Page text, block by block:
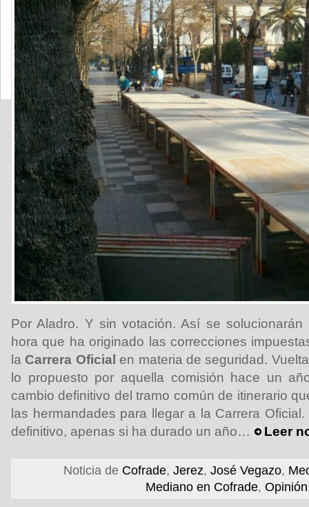
Por Aladro. Y sin votación. Así se
hora que ha originado las correcciones
laCarrera Oficial en materia de seguridad.
lo propuesto por aquella comisión hace un
cambio definitivo del tramo común de itinerario
las hermandades para llegar a la Carrera
definitivo, apenas si ha durado un año…
Leer
Noticia de Cofrade, Jerez, José Vegazo,
Mediano en Cofrade, Opinión